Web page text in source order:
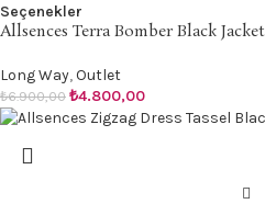
Seçenekler
Allsences Terra Bomber Black Jacket
Long Way,Outlet
₺6.900,00 ₺4.800,00